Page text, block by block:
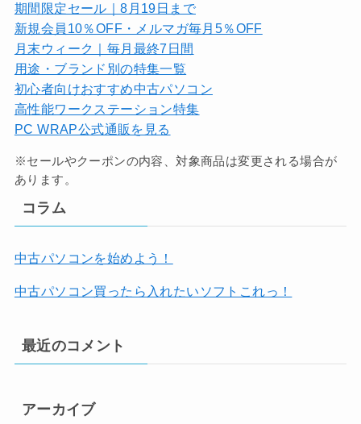
期間限定セール｜8月19日まで
新規会員10％OFF・メルマガ毎月5％OFF
月末ウィーク｜毎月最終7日間
用途・ブランド別の特集一覧
初心者向けおすすめ中古パソコン
高性能ワークステーション特集
PC WRAP公式通販を見る
※セールやクーポンの内容、対象商品は変更される場合が
あります。
コラム
中古パソコンを始めよう！
中古パソコン買ったら入れたいソフトこれっ！
最近のコメント
アーカイブ